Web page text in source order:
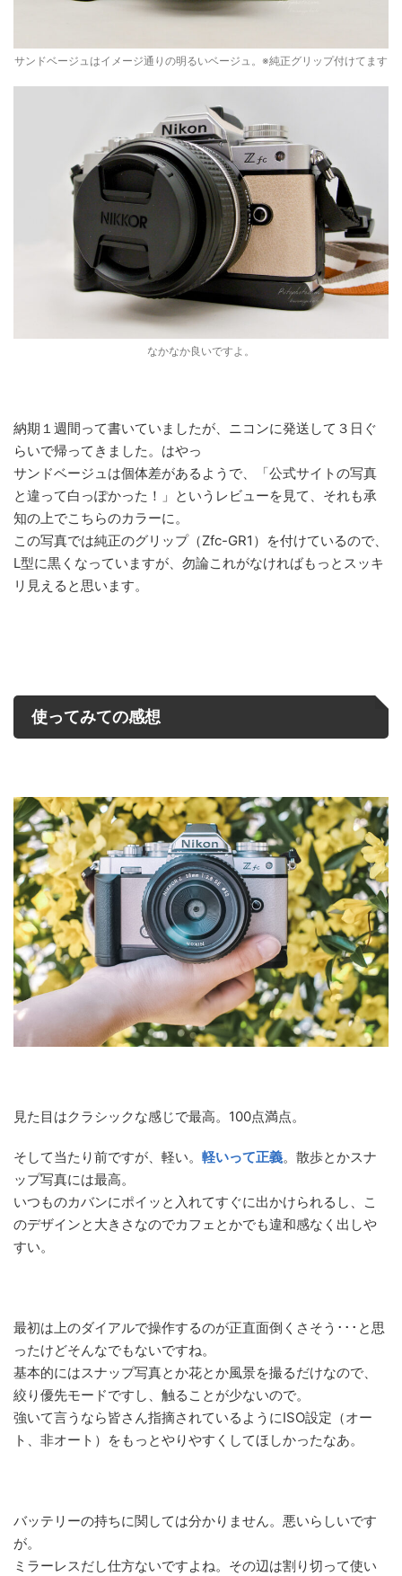
サンドベージュはイメージ通りの明るいベージュ。※純正グリップ付けてます
なかなか良いですよ。
納期１週間って書いていましたが、ニコンに発送して３日ぐ
らいで帰ってきました。はやっ
サンドベージュは個体差があるようで、「公式サイトの写真
と違って白っぽかった！」というレビューを見て、それも承
知の上でこちらのカラーに。
この写真では純正のグリップ（Zfc-GR1）を付けているので、
L型に黒くなっていますが、勿論これがなければもっとスッキ
リ見えると思います。
使ってみての感想
見た目はクラシックな感じで最高。100点満点。
そして当たり前ですが、軽い。 軽いって正義。散歩とかスナ
ップ写真には最高。
いつものカバンにポイッと入れてすぐに出かけられるし、こ
のデザインと大きさなのでカフェとかでも違和感なく出しや
すい。
最初は上のダイアルで操作するのが正直面倒くさそう･･･と思
ったけどそんなでもないですね。
基本的にはスナップ写真とか花とか風景を撮るだけなので、
絞り優先モードですし、触ることが少ないので。
強いて言うなら皆さん指摘されているようにISO設定（オー
ト、非オート）をもっとやりやすくしてほしかったなあ。
バッテリーの持ちに関しては分かりません。悪いらしいです
が。
ミラーレスだし仕方ないですよね。その辺は割り切って使い